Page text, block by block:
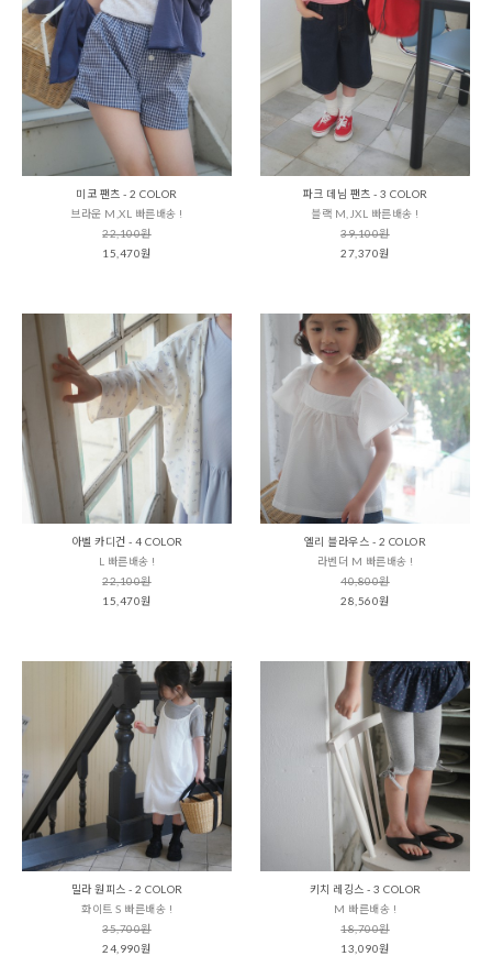
미코 팬츠 - 2 COLOR
브라운 M,XL 빠른배송 !
22,100원
15,470원
파크 데님 팬츠 - 3 COLOR
블랙 M,JXL 빠른배송 !
39,100원
27,370원
아벨 카디건 - 4 COLOR
L 빠른배송 !
22,100원
15,470원
엘리 블라우스 - 2 COLOR
라벤더 M 빠른배송 !
40,800원
28,560원
밀라 원피스 - 2 COLOR
화이트 S 빠른배송 !
35,700원
24,990원
키치 레깅스 - 3 COLOR
M 빠른배송 !
18,700원
13,090원